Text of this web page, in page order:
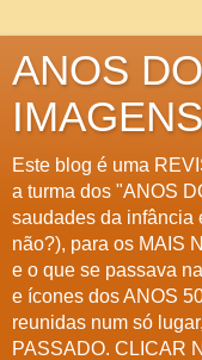
ANOS
Este blog é uma
a turma dos "ANOS
saudades da infância
não?), para os MAIS
e o que se passava
e ícones dos ANOS
reunidas num só
PASSADO. CLICAR